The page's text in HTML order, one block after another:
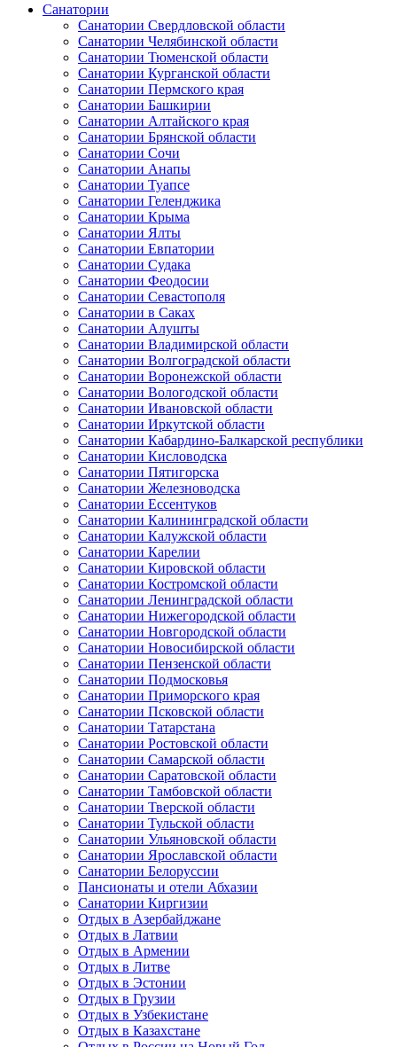
Санатории
Санатории Свердловской области
Санатории Челябинской области
Санатории Тюменской области
Санатории Курганской области
Санатории Пермского края
Санатории Башкирии
Санатории Алтайского края
Санатории Брянской области
Санатории Сочи
Санатории Анапы
Санатории Туапсе
Санатории Геленджика
Санатории Крыма
Санатории Ялты
Санатории Евпатории
Санатории Судака
Санатории Феодосии
Санатории Севастополя
Санатории в Саках
Санатории Алушты
Санатории Владимирской области
Санатории Волгоградской области
Санатории Воронежской области
Санатории Вологодской области
Санатории Ивановской области
Санатории Иркутской области
Санатории Кабардино-Балкарской республики
Санатории Кисловодска
Санатории Пятигорска
Санатории Железноводска
Санатории Ессентуков
Санатории Калининградской области
Санатории Калужской области
Санатории Карелии
Санатории Кировской области
Санатории Костромской области
Санатории Ленинградской области
Санатории Нижегородской области
Санатории Новгородской области
Санатории Новосибирской области
Санатории Пензенской области
Санатории Подмосковья
Санатории Приморского края
Санатории Псковской области
Санатории Татарстана
Санатории Ростовской области
Санатории Самарской области
Санатории Саратовской области
Санатории Тамбовской области
Санатории Тверской области
Санатории Тульской области
Санатории Ульяновской области
Санатории Ярославской области
Санатории Белоруссии
Пансионаты и отели Абхазии
Санатории Киргизии
Отдых в Азербайджане
Отдых в Латвии
Отдых в Армении
Отдых в Литве
Отдых в Эстонии
Отдых в Грузии
Отдых в Узбекистане
Отдых в Казахстане